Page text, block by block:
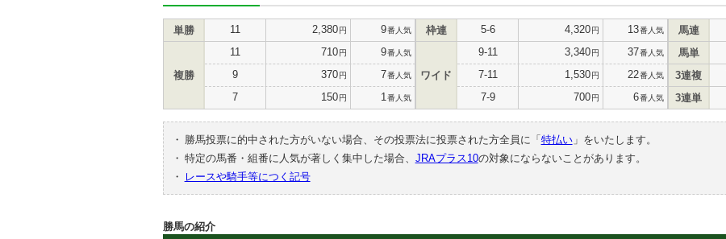
単勝 11 2,380円 9番人気
複勝
11 710円 9番人気
9 370円 7番人気
7 150円 1 番人気
枠連 5-6 4,320円 13番人気
ワイド
9-11 3,340円 37番人気
7-11 1,530円 22番人気
7-9 700円 6番人気
馬連
馬単
3連複
3連単
・ 勝馬投票に的中された方がいない場合、その投票法に投票された方全員に「 特払い」をいたします。
・ 特定の馬番・組番に人気が著しく集中した場合、 JRAプラス10の対象にならないことがあります。
・
レースや騎手等につく記号
勝馬の紹介